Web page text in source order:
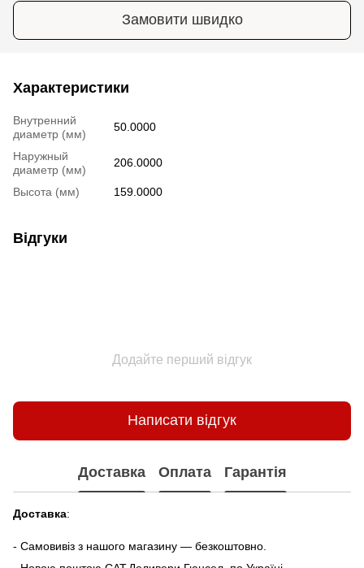
Замовити швидко
Характеристики
Внутренний
диаметр (мм)
50.0000
Наружный
диаметр (мм)
206.0000
Высота (мм) 159.0000
Відгуки
Додайте перший відгук
Написати відгук
Доставка Оплата Гарантія
Доставка:
- Самовивіз з нашого магазину — безкоштовно.